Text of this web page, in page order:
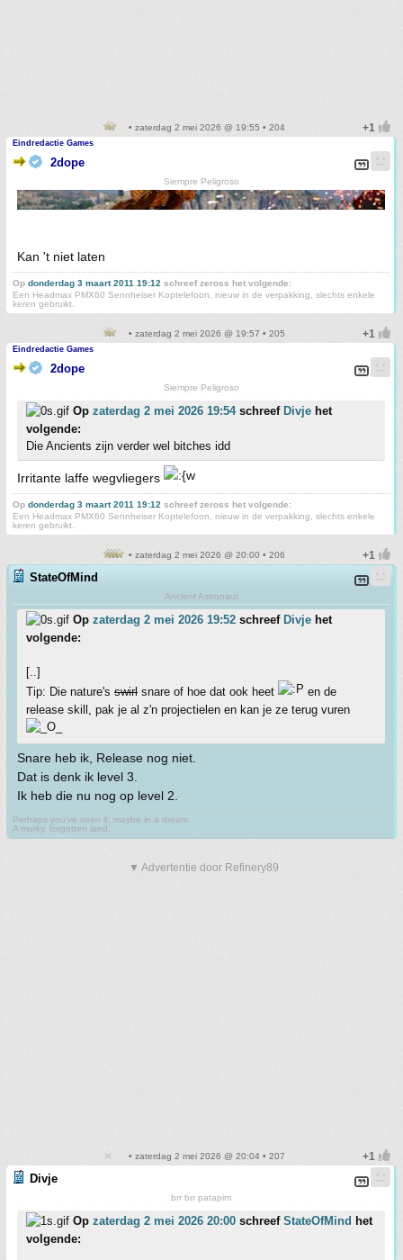
• zaterdag 2 mei 2026 @ 19:55 • 204
Eindredactie Games
2dope
Siempre Peligroso
Kan 't niet laten
Op donderdag 3 maart 2011 19:12 schreef zeross het volgende:
Een Headmax PMX60 Sennheiser Koptelefoon, nieuw in de verpakking, slechts enkele
keren gebruikt.
• zaterdag 2 mei 2026 @ 19:57 • 205
Eindredactie Games
2dope
Siempre Peligroso
Op zaterdag 2 mei 2026 19:54schreef Divje het
volgende:
Die Ancients zijn verder wel bitches idd
Irritante laffe wegvliegers
Op donderdag 3 maart 2011 19:12 schreef zeross het volgende:
Een Headmax PMX60 Sennheiser Koptelefoon, nieuw in de verpakking, slechts enkele
keren gebruikt.
• zaterdag 2 mei 2026 @ 20:00 • 206
StateOfMind
Ancient Astronaut
Op zaterdag 2 mei 2026 19:52 schreef Divje het
volgende:
[..]
Tip: Die nature's swirl snare of hoe dat ook heet
en de
release skill, pak je al z'n projectielen en kan je ze terug vuren
Snare heb ik, Release nog niet.
Dat is denk ik level 3.
Ik heb die nu nog op level 2.
Perhaps you've seen it, maybe in a dream.
A murky, forgotten land.
▼ Advertentie door Refinery89
• zaterdag 2 mei 2026 @ 20:04 • 207
Divje
brr brr patapim
Op zaterdag 2 mei 2026 20:00 schreef StateOfMind het
volgende: